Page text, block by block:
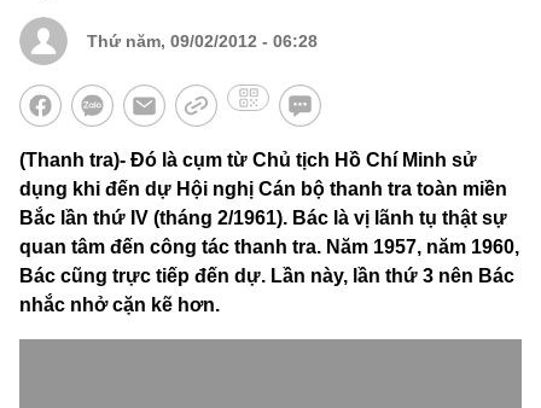
Thứ năm, 09/02/2012 - 06:28
(Thanh tra)- Đó là cụm từ Chủ tịch Hồ Chí Minh sử
dụng khi đến dự Hội nghị Cán bộ thanh tra toàn miền
Bắc lần thứ IV (tháng 2/1961). Bác là vị lãnh tụ thật sự
quan tâm đến công tác thanh tra. Năm 1957, năm 1960,
Bác cũng trực tiếp đến dự. Lần này, lần thứ 3 nên Bác
nhắc nhở cặn kẽ hơn.